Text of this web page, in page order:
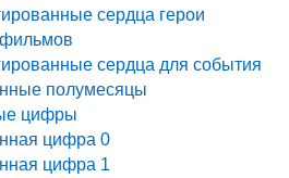
сердца герои
сердца для события
полумесяцы
цифры
цифра 0
цифра 1